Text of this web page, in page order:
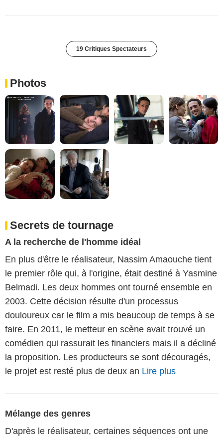
19 Critiques Spectateurs
Photos
Secrets de tournage
A la recherche de l'homme idéal
En plus d'être le réalisateur, Nassim Amaouche tient
le premier rôle qui, à l'origine, était destiné à Yasmine
Belmadi. Les deux hommes ont tourné ensemble en
2003. Cette décision résulte d'un processus
douloureux car le film a mis beaucoup de temps à se
faire. En 2011, le metteur en scène avait trouvé un
comédien qui rassurait les financiers mais il a décliné
la proposition. Les producteurs se sont découragés,
le projet est resté plus de deux an Lire plus
Mélange des genres
D'après le réalisateur, certaines séquences ont une